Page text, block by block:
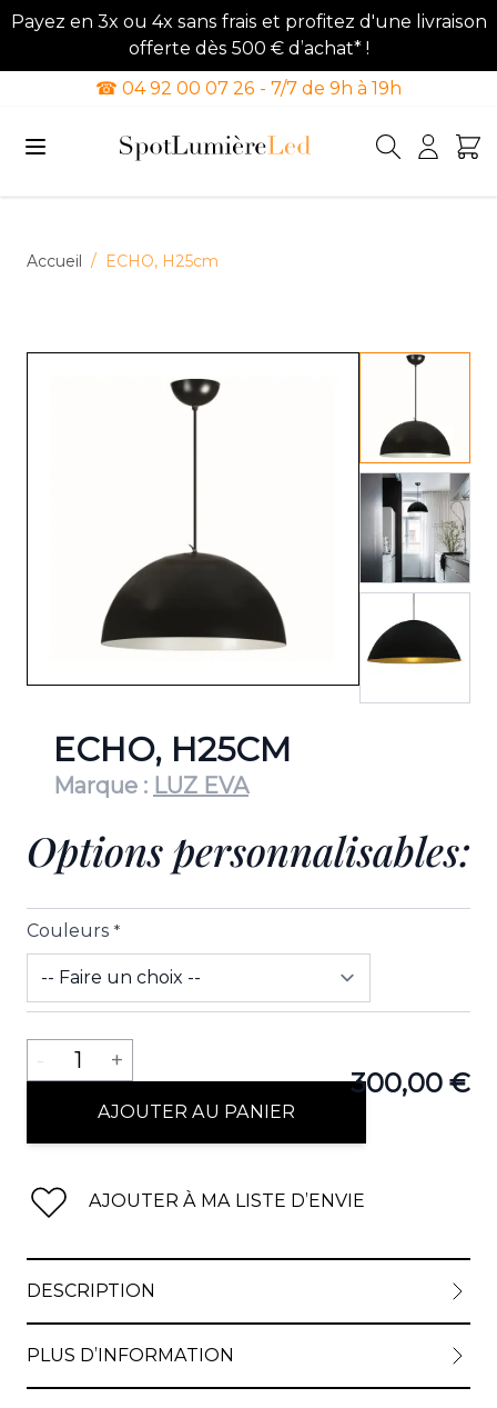
Payez en 3x ou 4x sans frais et profitez d'une livraison
offerte dès 500 € d’achat* !
☎ 04 92 00 07 26 - 7/7 de 9h à 19h
Accueil / ECHO, H25cm
View
View
ECHO, H25CM
Marque : LUZ EVA
Options personnalisables:
Couleurs *
300,00 €
Quantité
- 1 +
AJOUTER AU PANIER
AJOUTER À MA LISTE D’ENVIE
DESCRIPTION
PLUS D’INFORMATION